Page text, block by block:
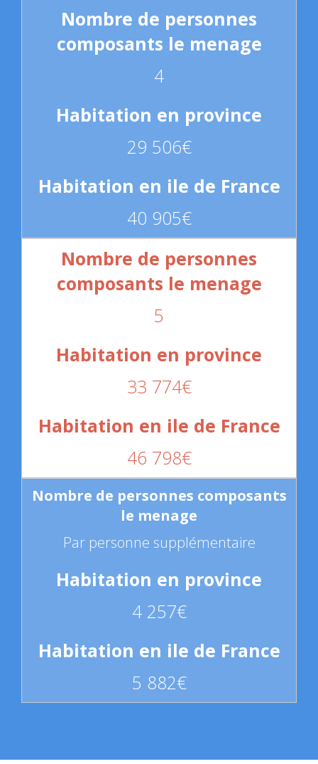
4
29 506€
40 905€
5
33 774€
46 798€
Par personne supplémentaire
4 257€
5 882€